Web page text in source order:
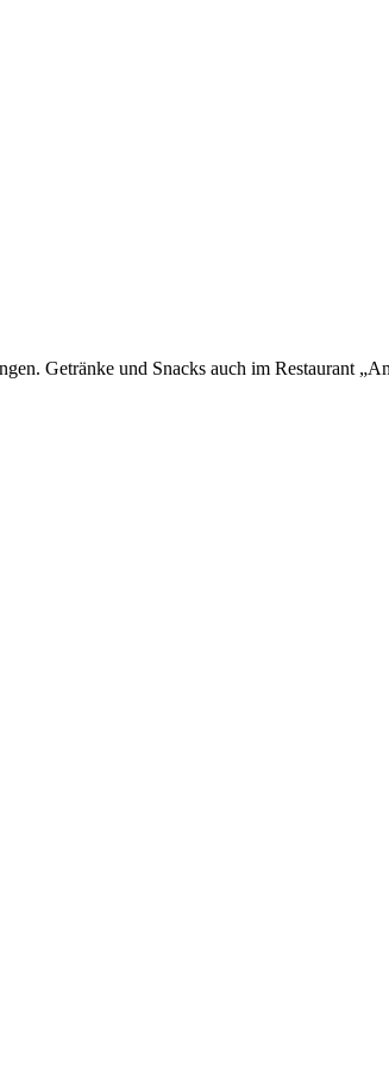
Getränke und Snacks auch im Restaurant